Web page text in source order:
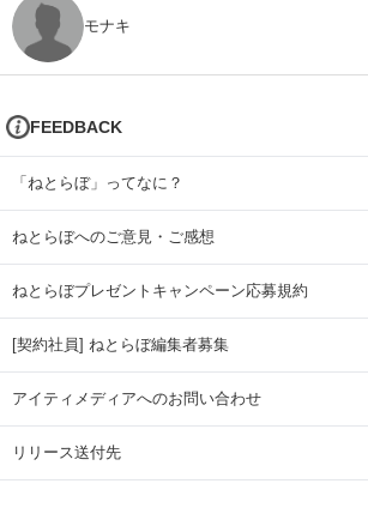
モナキ
FEEDBACK
「ねとらぼ」ってなに？
ねとらぼへのご意見・ご感想
ねとらぼプレゼントキャンペーン応募規約
[契約社員] ねとらぼ編集者募集
アイティメディアへのお問い合わせ
リリース送付先